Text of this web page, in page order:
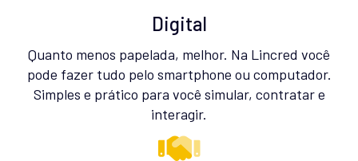
Digital
Quanto menos papelada, melhor. Na Lincred você
pode fazer tudo pelo smartphone ou computador.
Simples e prático para você simular, contratar e
interagir.